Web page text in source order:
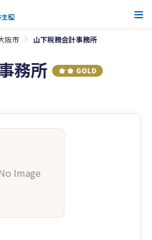
阪市 山下税務会計事務所
務所
Image